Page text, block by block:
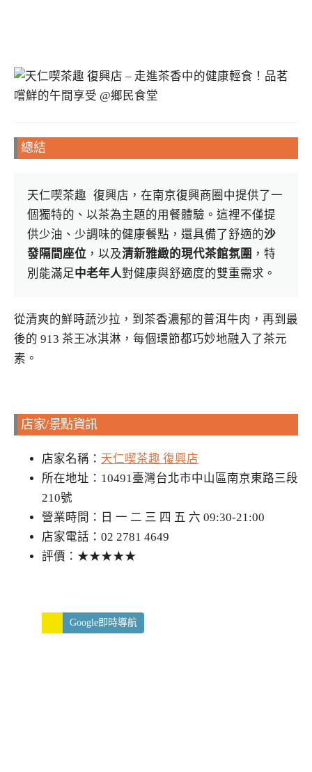
總結
天仁喫茶趣 復興店，在南京復興商圈中提供了一
個獨特的、以茶為主題的用餐體驗。這裡不僅提
供少油、少調味的健康餐點，還具備了舒適的沙
發隔間座位，以及清新雅緻的現代茶館氛圍 ，特
別能滿足中老年人對健康與舒適度的雙重需求。
從清爽的鮮時蔬沙拉，到茶香濃郁的普洱牛肉，再到最
後的 913 茶王冰淇淋，每個環節都巧妙地融入了茶元
素。
店家/景點資訊
店家名稱： 天仁喫茶趣 復興店
所在地址：10491臺灣台北市中山區南京東路三段
210號
營業時間：日 一 二 三 四 五 六 09:30-21:00
店家電話：02 2781 4649
評價：★★★★★
Google即時導航